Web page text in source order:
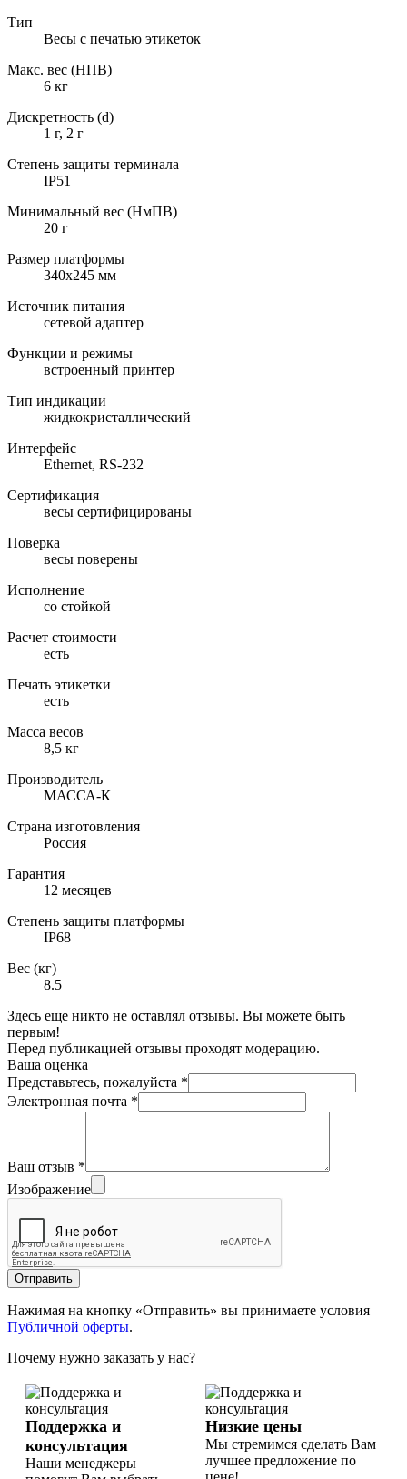
Тип
Весы с печатью этикеток
Макс. вес (НПВ)
6 кг
Дискретность (d)
1 г, 2 г
Степень защиты терминала
IP51
Минимальный вес (НмПВ)
20 г
Размер платформы
340х245 мм
Источник питания
сетевой адаптер
Функции и режимы
встроенный принтер
Тип индикации
жидкокристаллический
Интерфейс
Ethernet, RS-232
Сертификация
весы сертифицированы
Поверка
весы поверены
Исполнение
со стойкой
Расчет стоимости
есть
Печать этикетки
есть
Масса весов
8,5 кг
Производитель
МАССА-К
Страна изготовления
Россия
Гарантия
12 месяцев
Степень защиты платформы
IP68
Вес (кг)
8.5
Здесь еще никто не оставлял отзывы. Вы можете быть
первым!
Перед публикацией отзывы проходят модерацию.
Ваша оценка
Представьтесь, пожалуйста *
Электронная почта *
Ваш отзыв *
Изображение
Отправить
Нажимая на кнопку «Отправить» вы принимаете условия
Публичной оферты.
Почему нужно заказать у нас?
Поддержка и
консультация
Наши менеджеры
Низкие цены
Мы стремимся сделать Вам
лучшее предложение по